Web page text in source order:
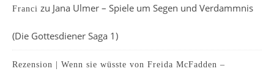
Franci zu Jana Ulmer – Spiele um Segen und Verdammnis
(Die Gottesdiener Saga 1)
Rezension | Wenn sie wüsste von Freida McFadden –